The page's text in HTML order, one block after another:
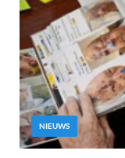
NIEUWS